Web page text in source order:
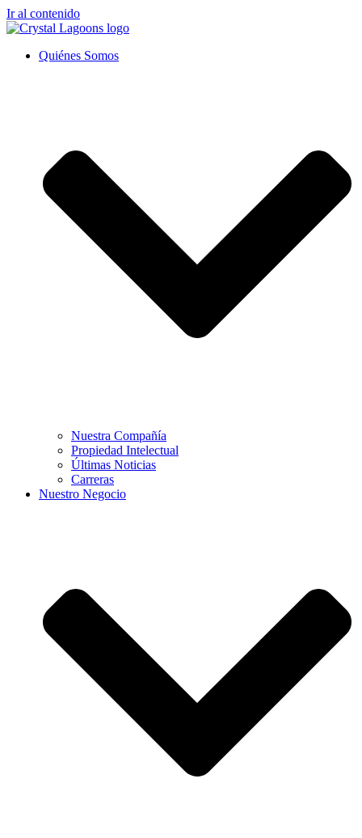
Ir al contenido
Quiénes Somos
Nuestra Compañía
Propiedad Intelectual
Últimas Noticias
Carreras
Nuestro Negocio